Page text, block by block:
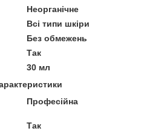
Неорганічне
Всі типи шкіри
Без обмежень
Так
30 мл
Професійна
Так